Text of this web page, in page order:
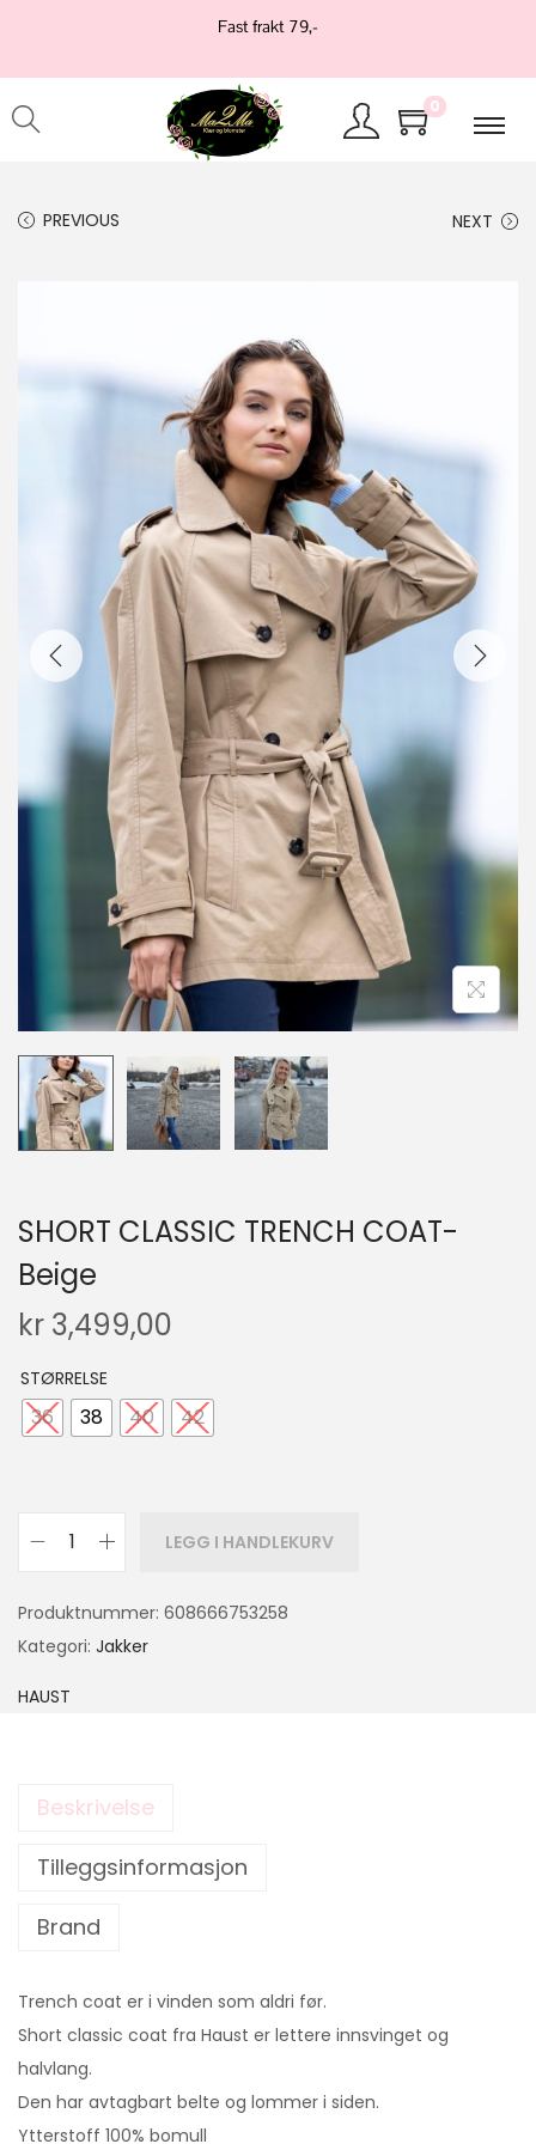
Fast frakt 79,-
0
PREVIOUS NEXT
SHORT CLASSIC TRENCH COAT-
Beige
kr 3,499,00
STØRRELSE
36 38 40 42
LEGG I HANDLEKURV
Produktnummer: 608666753258
Kategori: Jakker
HAUST
Beskrivelse
Tilleggsinformasjon
Brand
Trench coat er i vinden som aldri før.
Short classic coat fra Haust er lettere innsvinget og
halvlang.
Den har avtagbart belte og lommer i siden.
Ytterstoff 100% bomull